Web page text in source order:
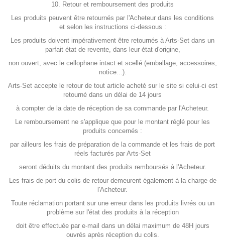
10. Retour et remboursement des produits
Les produits peuvent être retournés par l'Acheteur dans les conditions
et selon les instructions ci-dessous :
Les produits doivent impérativement être retournés à Arts-Set dans un
parfait état de revente, dans leur état d'origine,
non ouvert, avec le cellophane intact et scellé (emballage, accessoires,
notice...).
Arts-Set accepte le retour de tout article acheté sur le site si celui-ci est
retourné dans un délai de 14 jours
à compter de la date de réception de sa commande par l'Acheteur.
Le remboursement ne s'applique que pour le montant réglé pour les
produits concernés :
par ailleurs les frais de préparation de la commande et les frais de port
réels facturés par Arts-Set
seront déduits du montant des produits remboursés à l'Acheteur.
Les frais de port du colis de retour demeurent également à la charge de
l'Acheteur.
Toute réclamation portant sur une erreur dans les produits livrés ou un
problème sur l'état des produits à la réception
doit être effectuée par e-mail dans un délai maximum de 48H jours
ouvrés après réception du colis.